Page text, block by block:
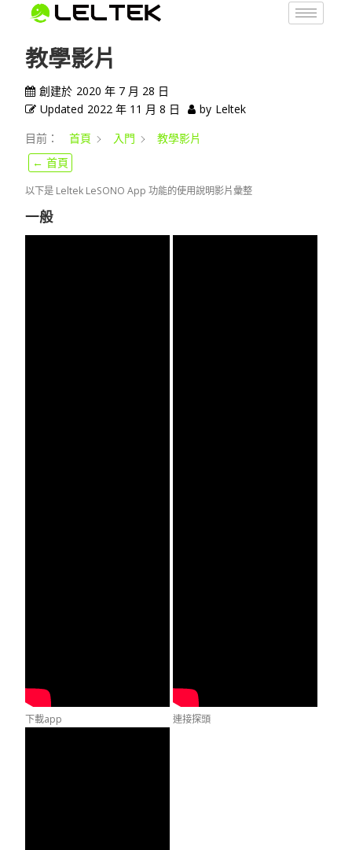
← 首頁
目前： 首頁 入門 教學影片
教學影片
創建於 2020 年 7 月 28 日
Updated 2022 年 11 月 8 日 by Leltek
以下是 Leltek LeSONO App 功能的使用說明影片彙整
一般
下載app 連接探頭